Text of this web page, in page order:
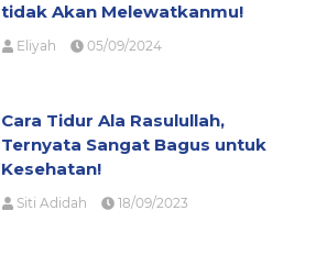
tidak Akan Melewatkanmu!
Eliyah 05/09/2024
Cara Tidur Ala Rasulullah,
Ternyata Sangat Bagus untuk
Kesehatan!
Siti Adidah 18/09/2023